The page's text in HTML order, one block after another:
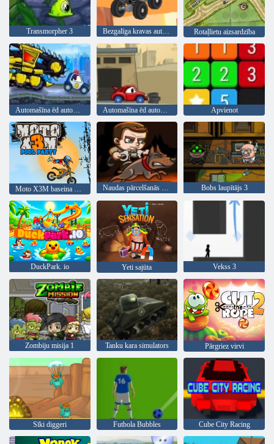
Transmorpher 3 Bezgalīga kravas automašīna Rotaļlietu aizsardzība
Automašīna ēd automašīnu 2 Apvienot
Naudas pārcelšanās 3 apsardzes pienākums Bobs laupītājs 3
DuckPark. io Yeti sajūta Vekss 3
Zombiju misija 1 Tanku kara simulators Pārgriez virvi
Sīki diggeri Futbola Bubbles Cube City Racing